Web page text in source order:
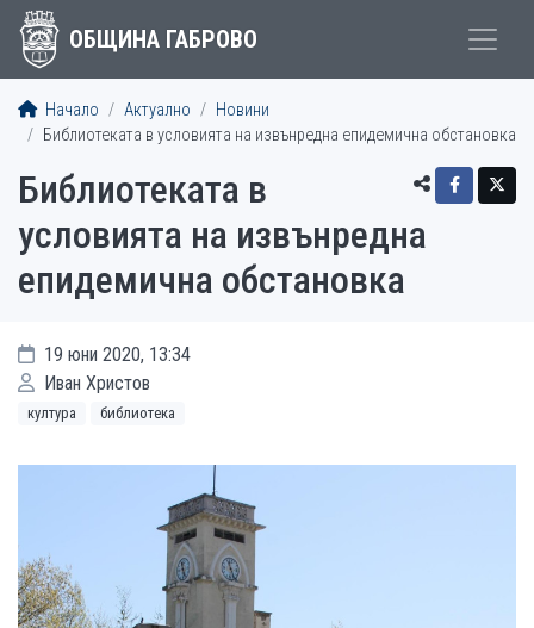
ОБЩИНА ГАБРОВО
Начало Актуално
Новини
Библиотеката в условията на извънредна епидемична обстановка
Библиотеката в
условията на извънредна
епидемична обстановка
19 юни 2020, 13:34
Иван Христов
култура библиотека